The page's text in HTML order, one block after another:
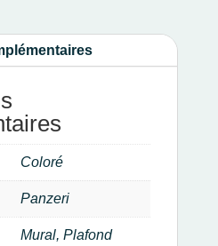
Coloré
Panzeri
Mural, Plafond